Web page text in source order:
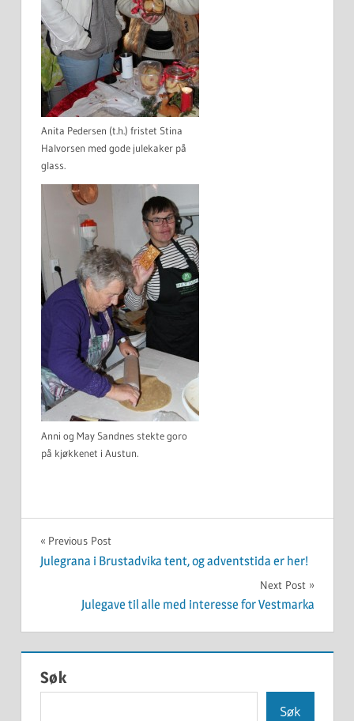
Anita Pedersen (t.h.) fristet Stina
Halvorsen med gode julekaker på
glass.
Anni og May Sandnes stekte goro
på kjøkkenet i Austun.
UKATEGORISERT
Innleggsnavigasjon
Previous Post
Julegrana i Brustadvika tent, og adventstida er her!
Next Post
Julegave til alle med interesse for Vestmarka
Søk
Søk